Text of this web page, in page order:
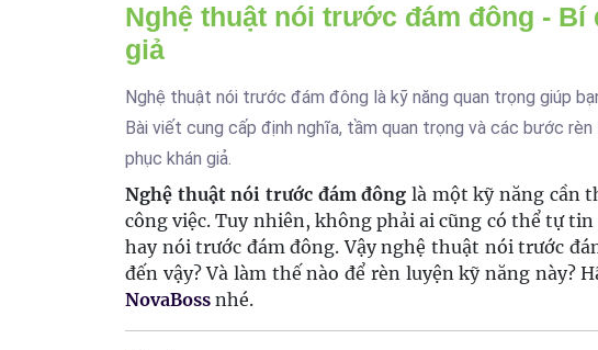
Nghệ thuật nói trước đám đông - Bí
giả
Nghệ thuật nói trước đám đông là kỹ năng quan trọng giúp
Bài viết cung cấp định nghĩa, tầm quan trọng và các bước
phục khán giả.
Nghệ thuật nói trước đám đông là một kỹ năng cần
công việc. Tuy nhiên, không phải ai cũng có thể tự
hay nói trước đám đông. Vậy nghệ thuật nói trước
đến vậy? Và làm thế nào để rèn luyện kỹ năng này?
NovaBoss nhé.